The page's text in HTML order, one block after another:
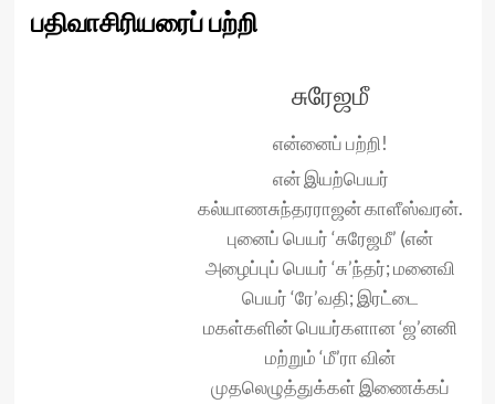
பதிவாசிரியரைப் பற்றி
சுரேஜமீ
என்னைப் பற்றி!
என் இயற்பெயர்
கல்யாணசுந்தரராஜன் காளீஸ்வரன்.
புனைப் பெயர் ‘சுரேஜமீ’ (என்
அழைப்புப் பெயர் ‘சு’ந்தர்; மனைவி
பெயர் ‘ரே’வதி; இரட்டை
மகள்களின் பெயர்களான ‘ஜ’னனி
மற்றும் ‘மீ’ரா வின்
முதலெழுத்துக்கள் இணைக்கப்